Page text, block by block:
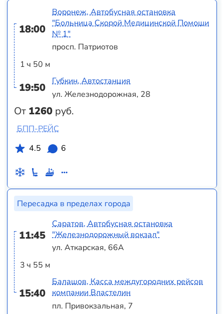
18:00
1 ч 50 м
19:50
От 1260 руб.
Воронеж, Автобусная остановка
"Больница Скорой Медицинской Помощи
№ 1"
просп. Патриотов
Губкин, Автостанция
ул. Железнодорожная, 28
БПП-РЕЙС
4.5
6
Пересадка в пределах города
11:45
3 ч 55 м
15:40
Саратов, Автобусная остановка
"Железнодорожный вокзал"
ул. Аткарская, 66А
Балашов, Касса междугородних рейсов
компании Властелин
пл. Привокзальная, 7